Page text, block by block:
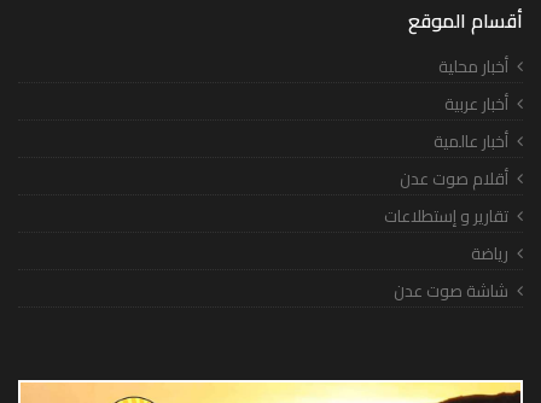
أقسام الموقع
أخبار محلية
أخبار عربية
أخبار عالمية
أقلام صوت عدن
تقارير و إستطلاعات
رياضة
شاشة صوت عدن